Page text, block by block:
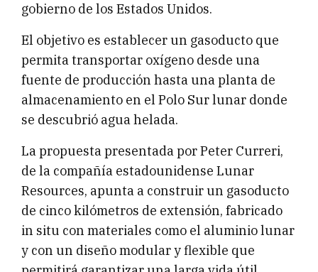
gobierno de los Estados Unidos.
El objetivo es establecer un gasoducto que
permita transportar oxígeno desde una
fuente de producción hasta una planta de
almacenamiento en el Polo Sur lunar donde
se descubrió agua helada.
La propuesta presentada por Peter Curreri,
de la compañía estadounidense Lunar
Resources, apunta a construir un gasoducto
de cinco kilómetros de extensión, fabricado
in situ con materiales como el aluminio lunar
y con un diseño modular y flexible que